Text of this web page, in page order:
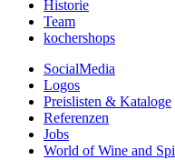
Historie
Team
kochershops
SocialMedia
Logos
Preislisten & Kataloge
Referenzen
Jobs
World of Wine and